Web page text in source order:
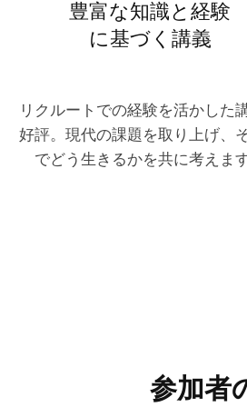
豊富な知識と経験
に基づく講義
リクルートでの経験を活かした
好評。現代の課題を取り上げ、
でどう生きるかを共に考えます
参加者